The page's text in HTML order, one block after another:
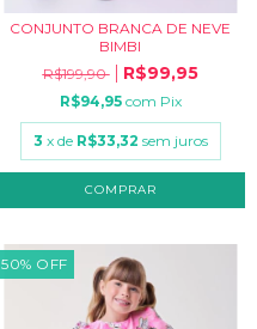
CONJUNTO BRANCA DE NEVE
BIMBI
R$199,90
R$99,95
R$94,95 com Pix
3 x de R$33,32 sem juros
COMPRAR
50% OFF